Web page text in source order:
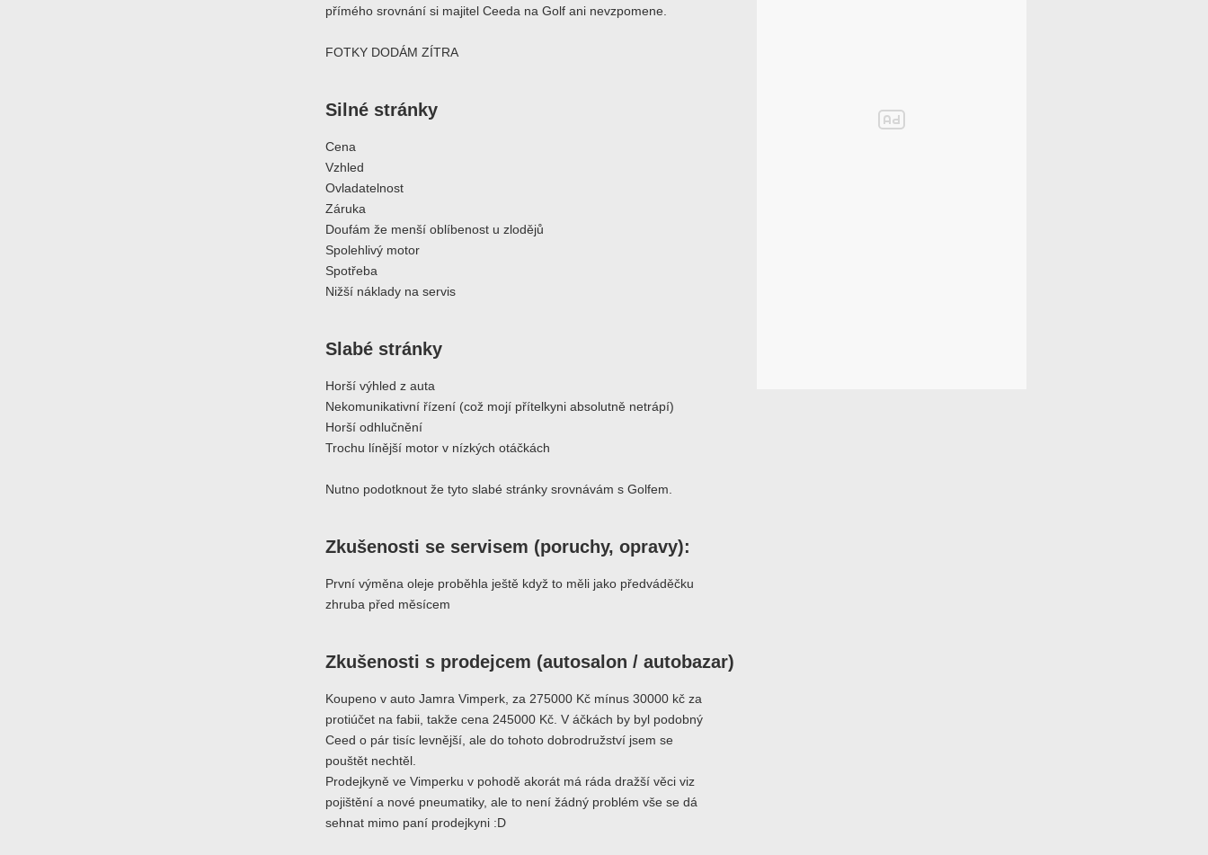
přímého srovnání si majitel Ceeda na Golf ani nevzpomene.
FOTKY DODÁM ZÍTRA
Silné stránky
Cena
Vzhled
Ovladatelnost
Záruka
Doufám že menší oblíbenost u zlodějů
Spolehlivý motor
Spotřeba
Nižší náklady na servis
Slabé stránky
Horší výhled z auta
Nekomunikativní řízení (což mojí přítelkyni absolutně netrápí)
Horší odhlučnění
Trochu línější motor v nízkých otáčkách
Nutno podotknout že tyto slabé stránky srovnávám s Golfem.
Zkušenosti se servisem (poruchy, opravy):
První výměna oleje proběhla ještě když to měli jako předváděčku
zhruba před měsícem
Zkušenosti s prodejcem (autosalon / autobazar)
Koupeno v auto Jamra Vimperk, za 275000 Kč mínus 30000 kč za
protiúčet na fabii, takže cena 245000 Kč. V áčkách by byl podobný
Ceed o pár tisíc levnější, ale do tohoto dobrodružství jsem se
pouštět nechtěl.
Prodejkyně ve Vimperku v pohodě akorát má ráda dražší věci viz
pojištění a nové pneumatiky, ale to není žádný problém vše se dá
sehnat mimo paní prodejkyni :D